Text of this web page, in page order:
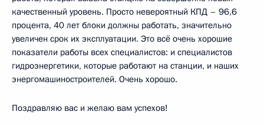
качественный уровень. Просто невероятный КПД – 96,6
процента, 40 лет блоки должны работать, значительно
увеличен срок их эксплуатации. Это всё очень хорошие
показатели работы всех специалистов: и специалистов
гидроэнергетики, которые работают на станции, и наших
энергомашиностроителей. Очень хорошо.
Поздравляю вас и желаю вам успехов!